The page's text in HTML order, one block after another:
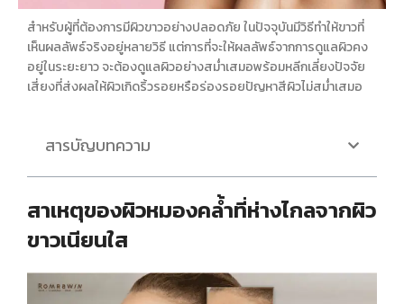
สำหรับผู้ที่ต้องการมีผิวขาวอย่างปลอดภัย ในปัจจุบันมีวิธีทำให้ขาวที่
เห็นผลลัพธ์จริงอยู่หลายวิธี แต่การที่จะให้ผลลัพธ์จากการดูแลผิวคง
อยู่ในระยะยาว จะต้องดูแลผิวอย่างสม่ำเสมอพร้อมหลีกเลี่ยงปัจจัย
เสี่ยงที่ส่งผลให้ผิวเกิดริ้วรอยหรือร่องรอยปัญหาสีผิวไม่สม่ำเสมอ
สารบัญบทความ
สาเหตุของผิวหมองคล้ำที่ห่างไกลจากผิว
ขาวเนียนใส